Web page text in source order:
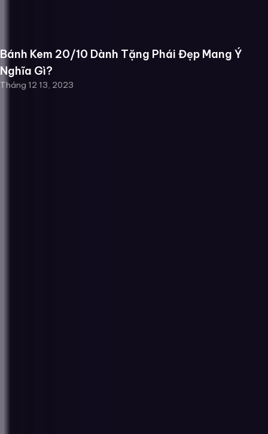
Bánh Kem 20/10 Dành Tặng Phái Đẹp Mang Ý
Nghĩa Gì?
Tháng 12 13, 2023